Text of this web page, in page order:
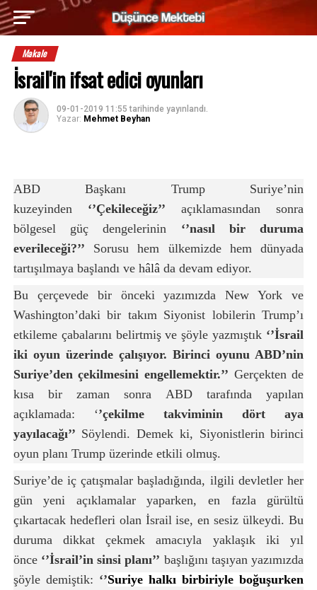
Makale
İsrail'in ifsat edici oyunları
09-01-2019 11:55 tarihinde yayınlandı.
Yazar: Mehmet Beyhan
ABD Başkanı Trump Suriye’nin
kuzeyinden ‘’Çekileceğiz’’açıklamasından sonra
bölgesel güç dengelerinin ‘’nasıl bir duruma
everileceği?’’ Sorusu hem ülkemizde hem dünyada
tartışılmaya başlandı ve hâlâda devam ediyor.
Bu çerçevede bir önceki yazımızda New York ve
Washington’daki bir takım Siyonist lobilerin Trump’ı
etkileme çabalarını belirtmiş ve şöyle yazmıştık ‘’İsrail
iki oyun üzerinde çalışıyor. Birinci oyunu ABD’nin
Suriye’den çekilmesini engellemektir.’’ Gerçekten de
kısa bir zaman sonra ABD tarafında yapılan
açıklamada: ‘’çekilme takviminin
dört aya
yayılacağı’’ Söylendi. Demek ki, Siyonistlerin birinci
oyun planı Trump üzerinde etkili olmuş.
Suriye’de iç çatışmalar başladığında, ilgili devletler her
gün yeni açıklamalar yaparken, en fazla gürültü
çıkartacak hedefleri olan İsrail ise, en sesiz ülkeydi. Bu
duruma dikkat çekmek amacıyla yaklaşık iki yıl
önce ‘’İsrail’in sinsi planı’’ başlığını taşıyan yazımızda
şöyle demiştik: ‘’Suriye halkı birbiriyle boğuşurken